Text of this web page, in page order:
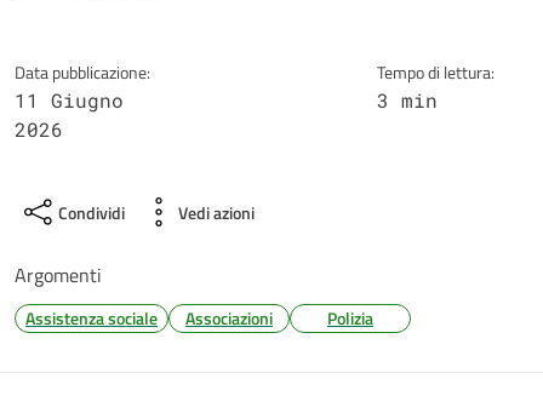
Data pubblicazione:
11 Giugno
2026
Tempo di lettura:
3 min
Condividi Vedi azioni
Argomenti
Assistenza sociale Associazioni Polizia